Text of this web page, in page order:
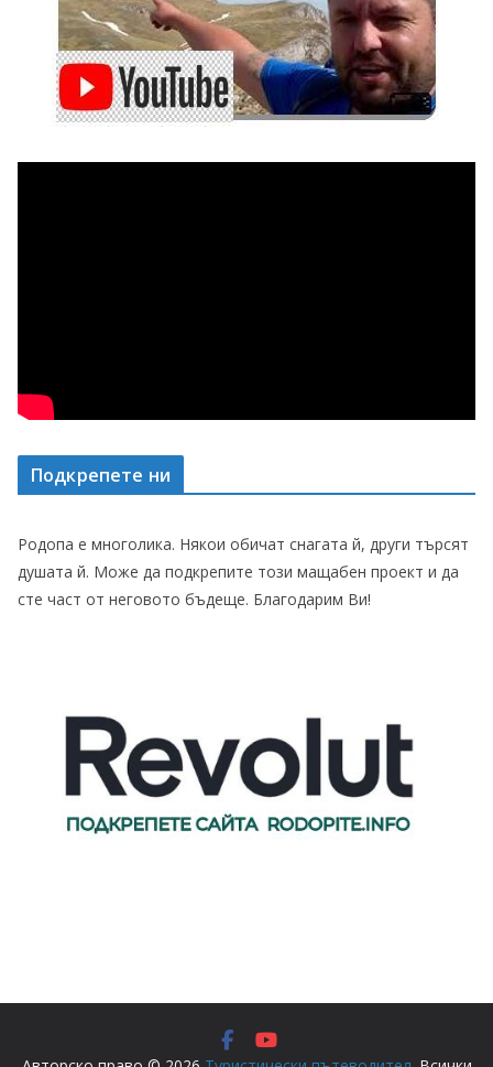
Подкрепете ни
Родопа е многолика. Някои обичат снагата й, други търсят
душата й. Може да подкрепите този мащабен проект и да
сте част от неговото бъдеще. Благодарим Ви!